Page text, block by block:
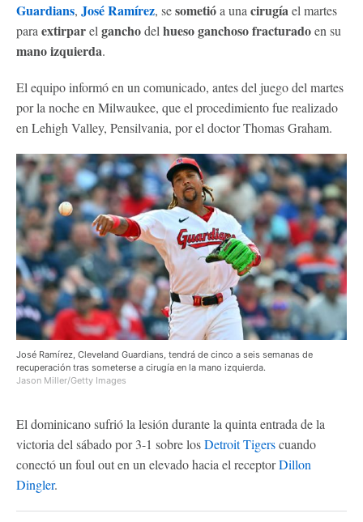
Guardians, José Ramírez, sesometióa una cirugíael martes
para extirparel ganchodel hueso ganchosofracturadoen su
mano izquierda.
El equipo informó en un comunicado, antes del juego del martes
por la noche en Milwaukee, que el procedimiento fue realizado
en Lehigh Valley, Pensilvania, por el doctor Thomas Graham.
José Ramírez, Cleveland Guardians, tendrá de cinco a seis semanas de
recuperación tras someterse a cirugía en la mano izquierda.
Jason Miller/Getty Images
El dominicano sufrió la lesión durante la quinta entrada de la
victoria del sábado por 3-1 sobre losDetroit Tigerscuando
conectó un foul out en un elevado hacia el receptorDillon
Dingler.